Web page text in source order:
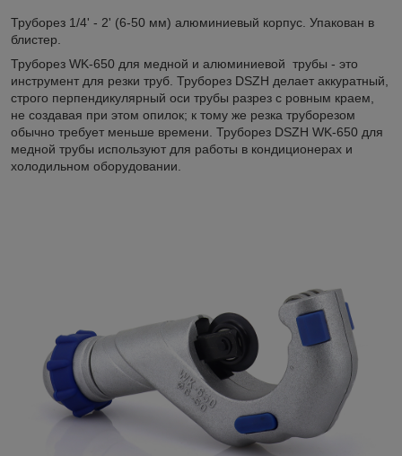
Труборез 1/4' - 2' (6-50 мм) алюминиевый корпус. Упакован в
блистер.
Труборез WK-650 для медной и алюминиевой трубы - это
инструмент для резки труб. Труборез DSZH делает аккуратный,
строго перпендикулярный оси трубы разрез с ровным краем,
не создавая при этом опилок; к тому же резка труборезом
обычно требует меньше времени. Труборез DSZH WK-650 для
медной трубы используют для работы в кондиционерах и
холодильном оборудовании.